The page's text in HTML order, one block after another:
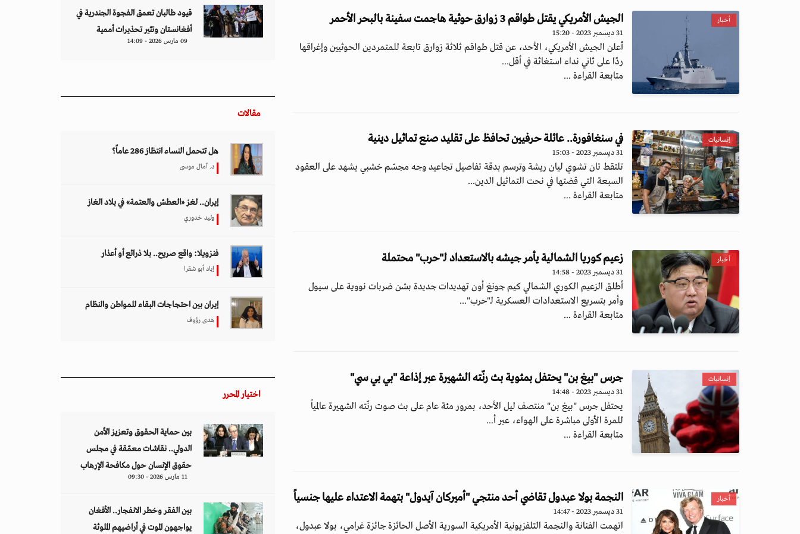
أخبار الجيش الأمريكي يقتل طواقم 3 زوارق حوثية هاجمت سفينة بالبحر الأحمر
31 ديسمبر 2023 - 15:20
أعلن الجيش الأمريكي، الأحد، عن قتل طواقم ثلاثة زوارق تابعة للمتمردين الحوثيين وإغراقها
ردًا على ثاني نداء استغاثة في أقل...
متابعة القراءة ...
إنسانيات في سنغافورة.. عائلة حرفيين تحافظ على تقليد صنع تماثيل دينية
31 ديسمبر 2023 - 15:03
تلتقط تان تشوي ليان ريشة وترسم بدقة تفاصيل تجاعيد وجه مجسّم خشبي يشهد على العقود
السبعة التي قضتها في نحت التماثيل الدين...
متابعة القراءة ...
أخبار زعيم كوريا الشمالية يأمر جيشه بالاستعداد لـ"حرب" محتملة
31 ديسمبر 2023 - 14:58
أطلق الزعيم الكوري الشمالي كيم جونغ أون تهديدات جديدة بشن ضربات نووية على سيول
وأمر بتسريع الاستعدادات العسكرية لـ"حرب"...
متابعة القراءة ...
إنسانيات جرس "بيغ بن" يحتفل بمئوية بث رنّته الشهيرة عبر إذاعة "بي بي سي"
31 ديسمبر 2023 - 14:48
يحتفل جرس "بيغ بن" منتصف ليل الأحد، بمرور مئة عام على بث صوت رنّته الشهيرة عالمياً
للمرة الأولى مباشرة على الهواء، عبر أ...
متابعة القراءة ...
أخبار النجمة بولا عبدول تقاضي أحد منتجي "أميركان آيدول" بتهمة الاعتداء عليها جنسياً
31 ديسمبر 2023 - 14:47
اتهمت الفنانة والنجمة التلفزيونية الأمريكية السورية الأصل الحائزة جائزة غرامي، بولا عبدول،
قيود طالبان تعمق الفجوة الجندرية في
أفغانستان وتثير تحذيرات أممية
09 مارس 2026 - 14:09
مقالات
هل تتحمل النساء انتظارَ 286 عاماً؟
د. آمال موسى
إيران.. لغز «العطش والعتمة» في بلاد الغاز
وليد خدوري
فنزويلا: واقع صريح.. بلا ذرائع أو أعذار
إياد أبو شقرا
إيران بين احتجاجات البقاء للمواطن والنظام
هدى رؤوف
اختيار المحرر
بين حماية الحقوق وتعزيز الأمن
الدولي.. نقاشات معمّقة في مجلس
حقوق الإنسان حول مكافحة الإرهاب
11 مارس 2026 - 09:30
بين الفقر وخطر الانفجار.. الأفغان
يواجهون الموت في أراضيهم الملوثة